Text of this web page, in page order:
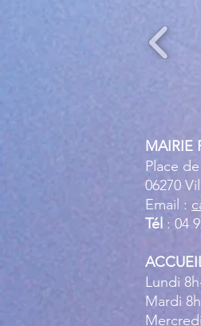
MAIRIE
Place
06270
Email :
Tél : 04
Lundi
Mardi